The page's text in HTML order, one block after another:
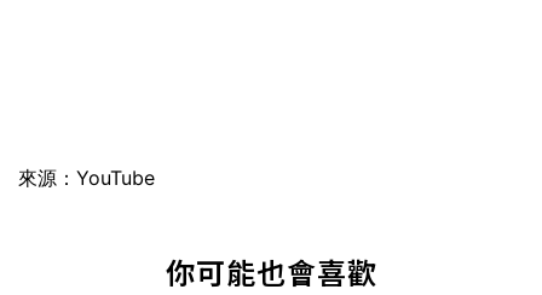
來源：YouTube
你可能也會喜歡